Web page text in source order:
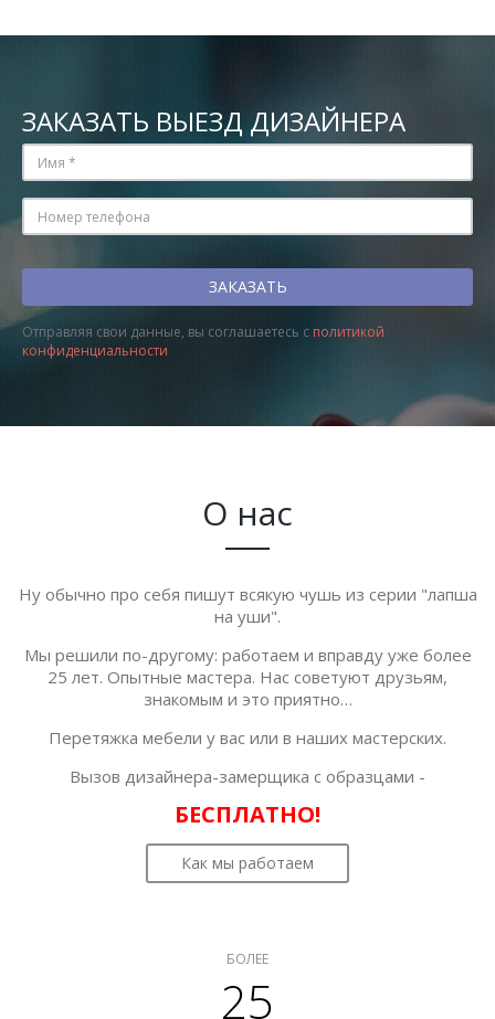
ЗАКАЗАТЬ ВЫЕЗД ДИЗАЙНЕРА
Отправляя свои данные, вы соглашаетесь с политикой
конфиденциальности
О нас
Ну обычно про себя пишут всякую чушь из серии "лапша
на уши".
Мы решили по-другому: работаем и вправду уже более
25 лет. Опытные мастера. Нас советуют друзьям,
знакомым и это приятно…
Перетяжка мебели у вас или в наших мастерских.
Вызов дизайнера-замерщика с образцами -
БЕСПЛАТНО!
Как мы работаем
БОЛЕЕ
25